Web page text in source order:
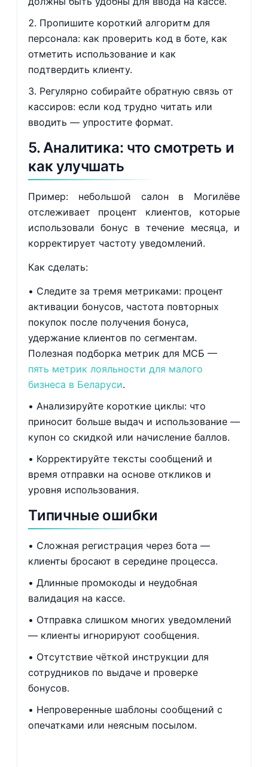
Пропишите короткий алгоритм для
персонала: как проверить код в боте, как
отметить использование и как
подтвердить клиенту.
Регулярно собирайте обратную связь от
кассиров: если код трудно читать или
вводить — упростите формат.
5. Аналитика: что смотреть и
как улучшать
Пример: небольшой салон в Могилёве
отслеживает процент клиентов, которые
использовали бонус в течение месяца, и
корректирует частоту уведомлений.
Как сделать:
Следите за тремя метриками: процент
активации бонусов, частота повторных
покупок после получения бонуса,
удержание клиентов по сегментам.
Полезная подборка метрик для МСБ —
пять метрик лояльности для малого
бизнеса в Беларуси.
Анализируйте короткие циклы: что
приносит больше выдач и использование —
купон со скидкой или начисление баллов.
Корректируйте тексты сообщений и
время отправки на основе откликов и
уровня использования.
Типичные ошибки
Сложная регистрация через бота —
клиенты бросают в середине процесса.
Длинные промокоды и неудобная
валидация на кассе.
Отправка слишком многих уведомлений
— клиенты игнорируют сообщения.
Отсутствие чёткой инструкции для
сотрудников по выдаче и проверке
бонусов.
Непроверенные шаблоны сообщений с
опечатками или неясным посылом.